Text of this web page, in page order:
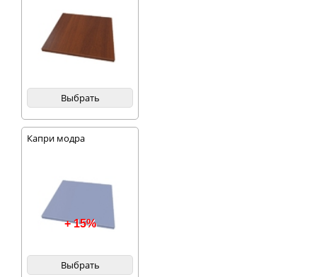
Выбрать
Капри модра
+ 15%
Выбрать